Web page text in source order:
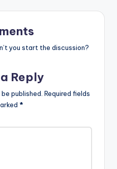
you start the discussion?
Reply
published. Required fields
*